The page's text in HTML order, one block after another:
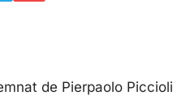
de Pierpaolo